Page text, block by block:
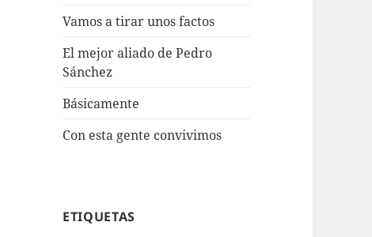
Vamos a tirar unos factos
El mejor aliado de Pedro
Sánchez
Básicamente
Con esta gente convivimos
ETIQUETAS